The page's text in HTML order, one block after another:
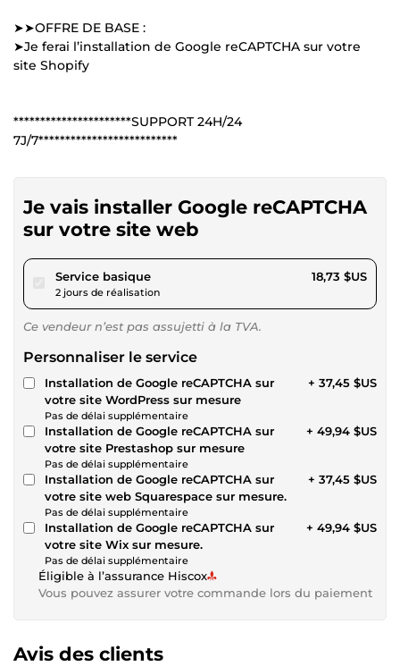
➤➤OFFRE DE BASE :
➤Je ferai l’installation de Google reCAPTCHA sur votre
site Shopify
**********************SUPPORT 24H/24
7J/7**************************
Je vais installer Google reCAPTCHA
sur votre site web
Service basiquepour 17,26 $US
2 jours de réalisation
18,73 $US
Ce vendeur n’est pas assujetti à la TVA.
Personnaliser le service
Installation de Google reCAPTCHA sur
votre site WordPress sur mesure
Pas de délai supplémentaire
+ 37,45 $US
Installation de Google reCAPTCHA sur
votre site Prestashop sur mesure
Pas de délai supplémentaire
+ 49,94 $US
Installation de Google reCAPTCHA sur
votre site web Squarespace sur mesure.
Pas de délai supplémentaire
+ 37,45 $US
Installation de Google reCAPTCHA sur
votre site Wix sur mesure.
Pas de délai supplémentaire
+ 49,94 $US
Éligible à l’assurance Hiscox
Vous pouvez assurer votre commande lors du paiement
Avis des clients